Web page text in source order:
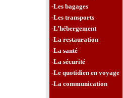
-Les bagages
-Les transports
-L’hébergement
-La restauration
-La santé
-La sécurité
-Le quotidien en voyage
-La communication